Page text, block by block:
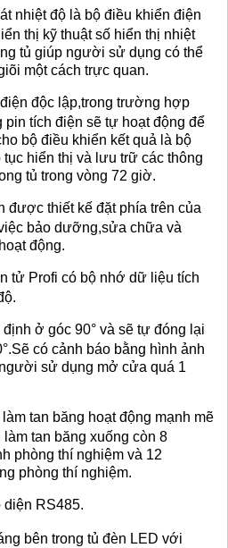
nhiệt độ là bộ điều khiển điện
thị kỹ thuật số hiển thị nhiệt
tủ giúp người sử dụng có thể
một cách trực quan.
độc lập,trong trường hợp
pin tích điện sẽ tự hoạt động để
bộ điều khiển kết quả là bộ
hiển thị và lưu trữ các thông
tủ trong vòng 72 giờ.
được thiết kế đặt phía trên của
bảo dưỡng,sửa chữa và
động.
tử Profi có bộ nhớ dữ liệu tích
ở góc 90° và sẽ tự đóng lại
có cảnh báo bằng hình ảnh
sử dụng mở cửa quá 1
tan băng hoạt động mạnh mẽ
tan băng xuống còn 8
phòng thí nghiệm và 12
phòng thí nghiệm.
diện RS485.
bên trong tủ đèn LED với